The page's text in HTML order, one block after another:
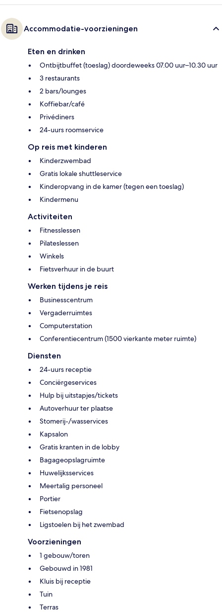
Accommodatie-voorzieningen
Eten en drinken
Ontbijtbuffet (toeslag) doordeweeks 07.00 uur–10.30 uur
3 restaurants
2 bars/lounges
Koffiebar/café
Privédiners
24-uurs roomservice
Op reis met kinderen
Kinderzwembad
Gratis lokale shuttleservice
Kinderopvang in de kamer (tegen een toeslag)
Kindermenu
Activiteiten
Fitnesslessen
Pilateslessen
Winkels
Fietsverhuur in de buurt
Werken tijdens je reis
Businesscentrum
Vergaderruimtes
Computerstation
Conferentiecentrum (1500 vierkante meter ruimte)
Diensten
24-uurs receptie
Conciërgeservices
Hulp bij uitstapjes/tickets
Autoverhuur ter plaatse
Stomerij-/wasservices
Kapsalon
Gratis kranten in de lobby
Bagageopslagruimte
Huwelijksservices
Meertalig personeel
Portier
Fietsenopslag
Ligstoelen bij het zwembad
Voorzieningen
1 gebouw/toren
Gebouwd in 1981
Kluis bij receptie
Tuin
Terras